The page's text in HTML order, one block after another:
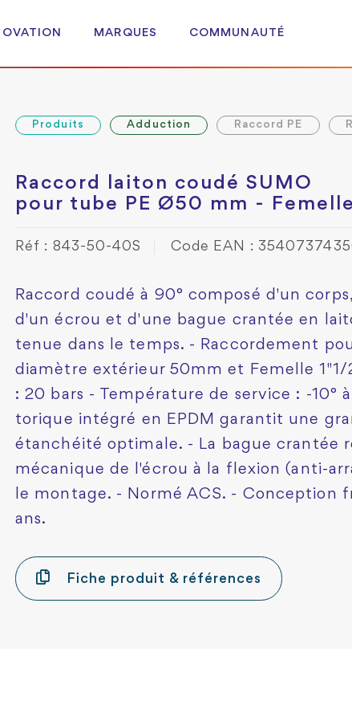
MARQUES COMMUNAUTÉ
Produits Adduction Raccord PE
Raccord laiton coudé SUMO
pour tube PE Ø50 mm -
Réf : 843-50-40S Code EAN :
Raccord coudé à 90° composé d'un
d'un écrou et d'une bague crantée en
tenue dans le temps. - Raccordement
diamètre extérieur 50mm et Femelle 1"1/
: 20 bars - Température de service : -10°
torique intégré en EPDM garantit une
étanchéité optimale. - La bague crantée
mécanique de l'écrou à la flexion (anti-
le montage. - Normé ACS. - Conception
ans.
Fiche produit & références